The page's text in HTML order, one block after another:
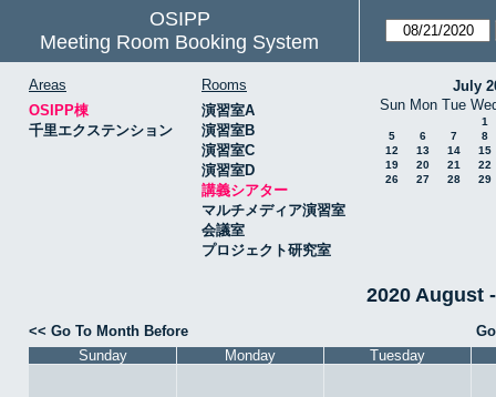
OSIPP
Meeting Room Booking System
Areas
OSIPP棟
千里エクステンション
Rooms
演習室A
演習室B
演習室C
演習室D
講義シアター
マルチメディア演習室
会議室
プロジェクト研究室
July
Sun Mon Tue
1
5
6 7
8
12
13 14
15
19
20 21
22
26
27 28 29
2020 August
<< Go To Month Before
Sunday
Monday Tuesday